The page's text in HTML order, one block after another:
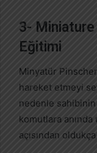
3-
Eğitimi
Minyatür
hareket etmeyi
nedenle
komutlara
açısından